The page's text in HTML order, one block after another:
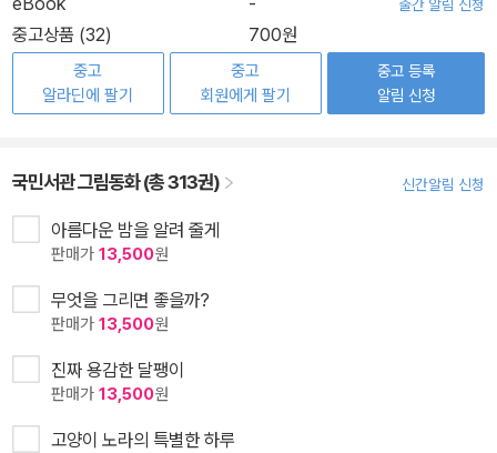
출간 알림 신청
중고상품 (32) 700원
중고
알라딘에 팔기
중고
회원에게 팔기
중고 등록
알림 신청
국민서관 그림동화 (총 313권) 신간알림 신청
아름다운 밤을 알려 줄게
판매가 13,500원
무엇을 그리면 좋을까?
판매가 13,500원
진짜 용감한 달팽이
판매가 13,500원
고양이 노라의 특별한 하루